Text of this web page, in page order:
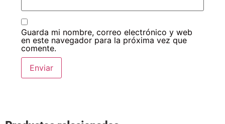
Guarda mi nombre, correo electrónico y web
en este navegador para la próxima vez que
comente.